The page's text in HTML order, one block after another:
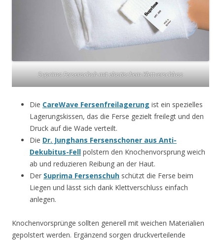
Suprima Fersenschuh mit elastischem Klettverschluss
Die CareWave Fersenfreilagerung ist ein spezielles
Lagerungskissen, das die Ferse gezielt freilegt und den
Druck auf die Wade verteilt.
Die Dr. Junghans Fersenschoner aus Anti-
Dekubitus-Fell polstern den Knochenvorsprung weich
ab und reduzieren Reibung an der Haut.
Der Suprima Fersenschuh schützt die Ferse beim
Liegen und lässt sich dank Klettverschluss einfach
anlegen.
Knochenvorsprünge sollten generell mit weichen Materialien
gepolstert werden. Ergänzend sorgen druckverteilende